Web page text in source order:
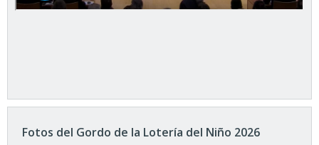
Fotos del Gordo de la Lotería del Niño 2026